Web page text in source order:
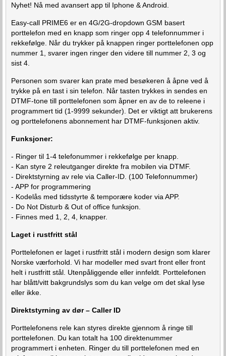
Nyhet! Nå med avansert app til Iphone & Android.
Easy-call PRIME6 er en 4G/2G-dropdown GSM basert
porttelefon med en knapp som ringer opp 4 telefonnummer i
rekkefølge. Når du trykker på knappen ringer porttelefonen opp
nummer 1, svarer ingen ringer den videre till nummer 2, 3 og
sist 4.
Personen som svarer kan prate med besøkeren å åpne ved å
trykke på en tast i sin telefon. Når tasten trykkes in sendes en
DTMF-tone till porttelefonen som åpner en av de to releene i
programmert tid (1-9999 sekunder). Det er viktigt att brukerens
og porttelefonens abonnement har DTMF-funksjonen aktiv.
Funksjoner:
- Ringer til 1-4 telefonummer i rekkefølge per knapp.
- Kan styre 2 releutganger direkte fra mobilen via DTMF.
- Direktstyrning av rele via Caller-ID. (100 Telefonnummer)
- APP for programmering
- Kodelås med tidsstyrte & temporære koder via APP.
- Do Not Disturb & Out of office funksjon.
- Finnes med 1, 2, 4, knapper.
Laget i rustfritt stål
Porttelefonen er laget i rustfritt stål i modern design som klarer
Norske værforhold. Vi har modeller med svart front eller front
helt i rustfritt stål. Utenpåliggende eller innfeldt. Porttelefonen
har blått/vitt bakgrundslys som du kan velge om det skal lyse
eller ikke.
Direktstyrning av dør – Caller ID
Porttelefonens rele kan styres direkte gjennom å ringe till
porttelefonen. Du kan totalt ha 100 direktenummer
programmert i enheten. Ringer du till porttelefonen med en